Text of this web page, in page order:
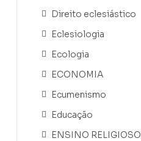
Direito eclesiástico
Eclesiologia
Ecologia
ECONOMIA
Ecumenismo
Educação
ENSINO RELIGIOSO